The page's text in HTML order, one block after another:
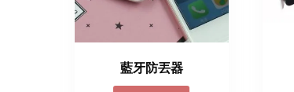
藍牙防丟器